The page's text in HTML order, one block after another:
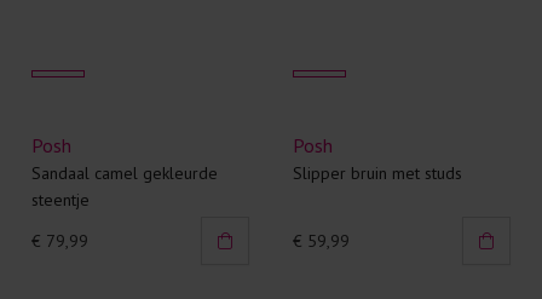
Posh
Sandaal camel gekleurde
steentje
€ 79,99
Posh
Slipper bruin met studs
€ 59,99